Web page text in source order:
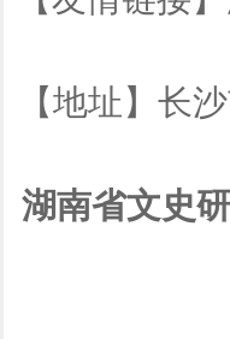
【地址】长
湖南省文史